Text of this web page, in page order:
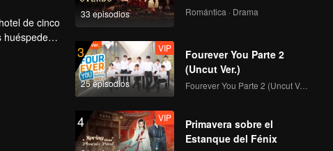
de cinco
huéspedes
33 episodios Romántica · Drama
3
25 episodios
VIP
Fourever You Parte 2
(Uncut Ver.)
Fourever You Parte 2 (Uncut Ver.)
4 VIP
Primavera sobre el
Estanque del Fénix